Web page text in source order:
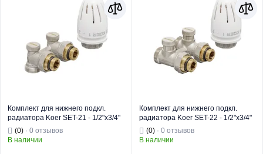
Вид изделия
Вентили для
радиаторов с
подключением
Назначение
Для отопления
Тип монтажа
Назначение
подключения
радиаторов
отопления с
нижним
присоединение
м к системе
Комплект для нижнего подкл.
радиатора Koer SET-21 - 1/2"x3/4"
(угловой) с термоголовкой НН
(KR3173)
(0) · 0 отзывов
В наличии
Комплект для нижнего подкл.
радиатора Koer SET-22 - 1/2"x3/4"
(прямой) с термоголовкой НН
(KR3174)
(0)· 0 отзывов
В наличии